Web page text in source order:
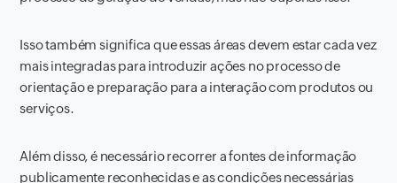
Isso também significa que essas áreas devem estar cada vez
mais integradas para introduzir ações no processo de
orientação e preparação para a interação com produtos ou
serviços.
Além disso, é necessário recorrer a fontes de informação
publicamente reconhecidas e as condições necessárias